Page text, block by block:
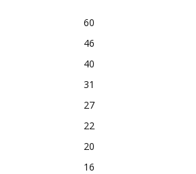
60
46
40
31
27
22
20
16